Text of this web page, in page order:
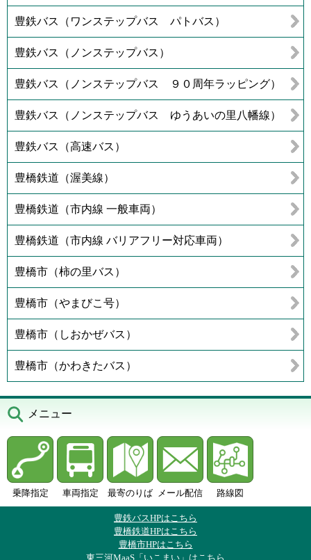
豊鉄バス（ワンステップバス パトバス）
豊鉄バス（ノンステップバス）
豊鉄バス（ノンステップバス ９０周年ラッピング）
豊鉄バス（ノンステップバス ゆうあいの里八幡線）
豊鉄バス（高速バス）
豊橋鉄道（渥美線）
豊橋鉄道（市内線 一般車両）
豊橋鉄道（市内線 バリアフリー対応車両）
豊橋市（柿の里バス）
豊橋市（やまびこ号）
豊橋市（しおかぜバス）
豊橋市（かわきたバス）
メニュー
乗降指定 車両指定 最寄のりば メール配信 路線図
豊鉄バスHPはこちら
豊橋鉄道HPはこちら
豊橋市HPはこちら
東三河MaaS「いこまい」はこちら